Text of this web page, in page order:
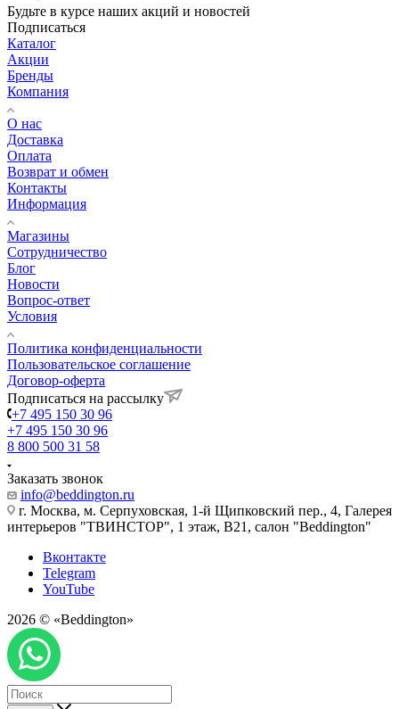
Будьте в курсе наших акций и новостей
Подписаться
Каталог
Акции
Бренды
Компания
О нас
Доставка
Оплата
Возврат и обмен
Контакты
Информация
Магазины
Сотрудничество
Блог
Новости
Вопрос-ответ
Условия
Политика конфиденциальности
Пользовательское соглашение
Договор-оферта
Подписаться на рассылку
+7 495 150 30 96
+7 495 150 30 96
8 800 500 31 58
Заказать звонок
info@beddington.ru
г. Москва, м. Серпуховская, 1-й Щипковский пер., 4, Галерея
интерьеров "ТВИНСТОР", 1 этаж, B21, салон "Beddington"
Вконтакте
Telegram
YouTube
2026 © «Beddington»